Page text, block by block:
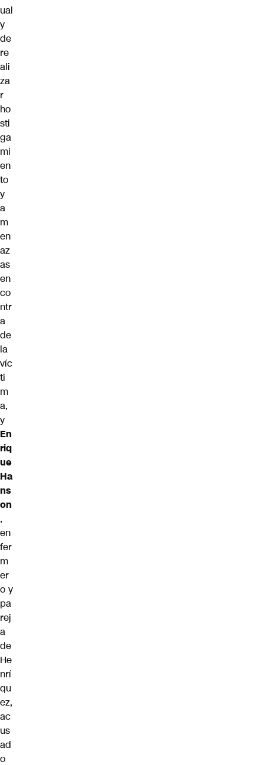
ual
y
de
re
ali
za
r
ho
sti
ga
mi
en
to
y
a
m
en
az
as
en
co
ntr
a
de
la
víc
ti
m
a,
y
En
riq
ue
Ha
ns
on
,
en
fer
m
er
o y
pa
rej
a
de
He
nrí
qu
ez,
ac
us
ad
o